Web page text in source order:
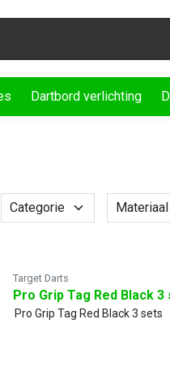
Dartbord verlichting
Categorie Materiaal
Target Darts
Pro Grip Tag Red Black 3
Pro Grip Tag Red Black 3 sets